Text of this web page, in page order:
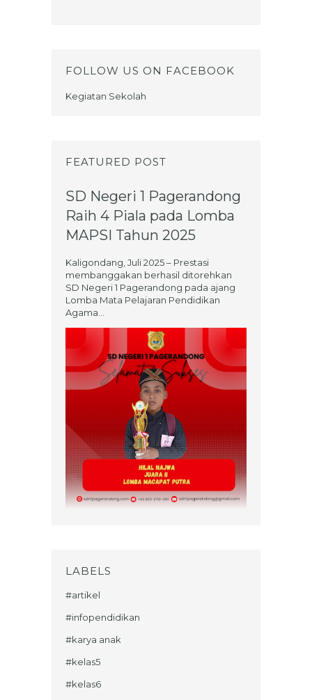
FOLLOW US ON FACEBOOK
Kegiatan Sekolah
FEATURED POST
SD Negeri 1 Pagerandong
Raih 4 Piala pada Lomba
MAPSI Tahun 2025
Kaligondang, Juli 2025 – Prestasi
membanggakan berhasil ditorehkan
SD Negeri 1 Pagerandong pada ajang
Lomba Mata Pelajaran Pendidikan
Agama...
LABELS
#artikel
#infopendidikan
#karya anak
#kelas5
#kelas6